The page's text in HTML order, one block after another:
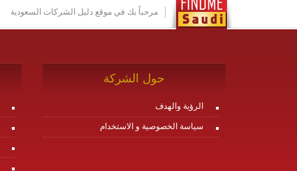
مرحباً بك في موقع دليل الشركات السعودية
حول الشركة
الرؤية والهدف
سياسة الخصوصية و الاستخدام